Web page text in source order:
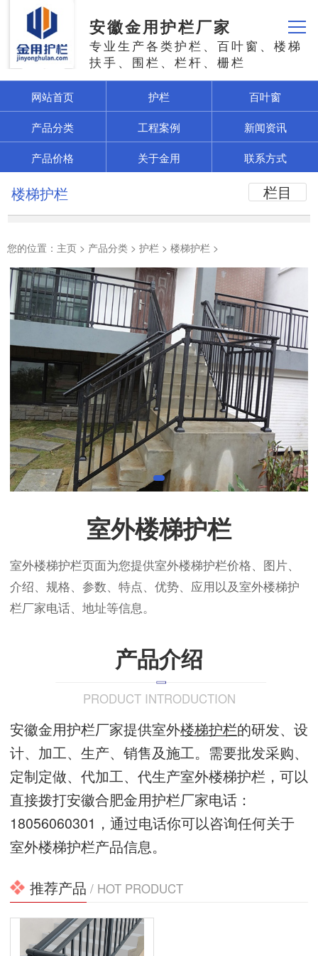
安徽金用护栏厂家
专业生产各类护栏、百叶窗、楼梯
扶手、围栏、栏杆、栅栏
网站首页 护栏
百叶窗
产品分类
工程案例
新闻资讯
产品价格
关于金用 联系方式
栏目
楼梯护栏
您的位置： 主页 > 产品分类 > 护栏 > 楼梯护栏 >
室外楼梯护栏
室外楼梯护栏页面为您提供室外楼梯护栏价格、图片、
介绍、规格、参数、特点、优势、应用以及室外楼梯护
栏厂家电话、地址等信息。
产品介绍
PRODUCT INTRODUCTION
安徽金用护栏厂家提供室外楼梯护栏的研发、设
计、加工、生产、销售及施工。需要批发采购、
定制定做、代加工、代生产室外楼梯护栏，可以
直接拨打安徽合肥金用护栏厂家电话：
18056060301，通过电话你可以咨询任何关于
室外楼梯护栏产品信息。
推荐产品 / HOT PRODUCT